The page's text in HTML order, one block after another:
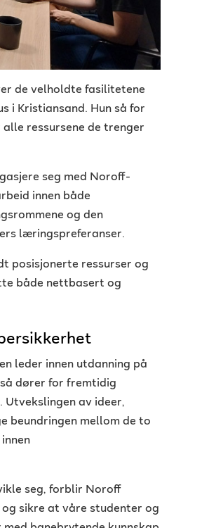
de velholdte fasilitetene
i Kristiansand. Hun så for
ressursene de trenger
seg med Noroff-
innen både
og den
læringspreferanser.
posisjonerte ressurser og
både nettbasert og
leder innen utdanning på
dører for fremtidig
Utvekslingen av ideer,
beundringen mellom de to
seg, forblir Noroff
sikre at våre studenter og